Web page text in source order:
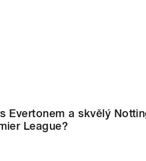
Evertonem a skvělý
League?